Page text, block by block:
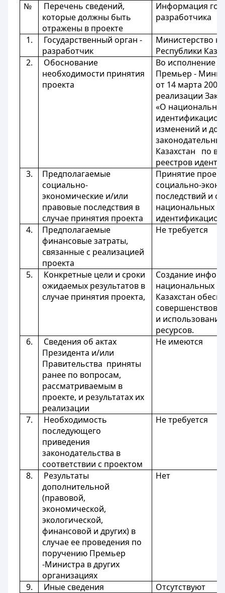
№
Перечень сведений,
которые должны быть
отражены в проекте
Информация
разработчика
1.
Государственный орган -
разработчик
Министерство
Республики
2.
Обоснование
необходимости принятия
проекта
Во исполнение
Премьер -
от 14 марта
реализации
«О
изменений и
Казахстан по
реестров
3.
Предполагаемые
социально-
экономические и/или
правовые последствия в
случае принятия проекта
Принятие
социально-
последствий и
национальных
4.
Предполагаемые
финансовые затраты,
связанные с реализацией
проекта
Не требуется
5.
Конкретные цели и сроки
ожидаемых результатов в
случае принятия проекта,
Создание
национальных
Казахстан
и
ресурсов.
6.
Сведения об актах
Президента и/или
Правительства приняты
ранее по вопросам,
рассматриваемым в
проекте, и результатах их
реализации
Не имеются
7.
Необходимость
последующего
приведения
законодательства в
соответствии с проектом
Не требуется
8.
Результаты
дополнительной
(правовой,
экономической,
экологической,
финансовой и других) в
случае ее проведения по
поручению Премьер
-Министра в других
организациях
Нет
9. Иные сведения Отсутствуют